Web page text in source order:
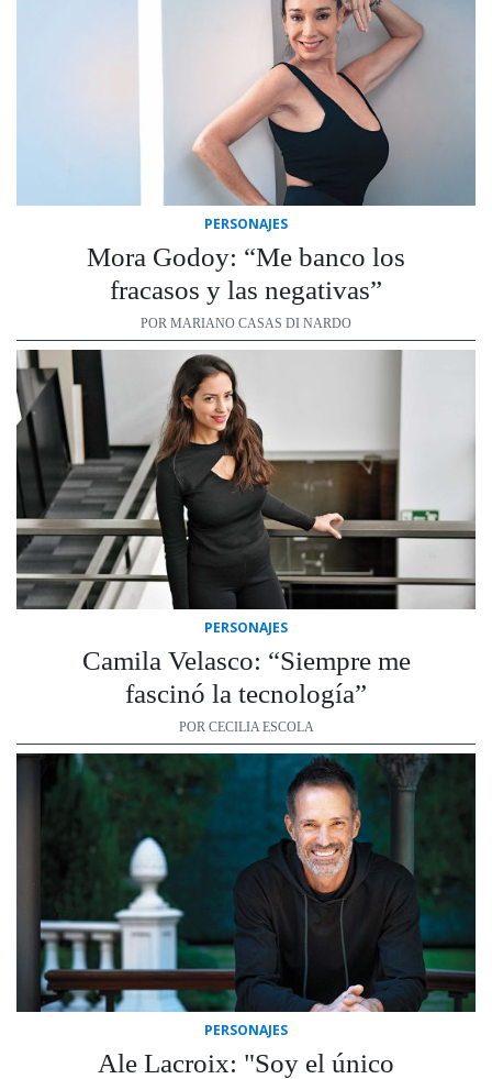
PERSONAJES
Mora Godoy: “Me banco los
fracasos y las negativas”
POR MARIANO CASAS DI NARDO
PERSONAJES
Camila Velasco: “Siempre me
fascinó la tecnología”
POR CECILIA ESCOLA
PERSONAJES
Ale Lacroix: "Soy el único